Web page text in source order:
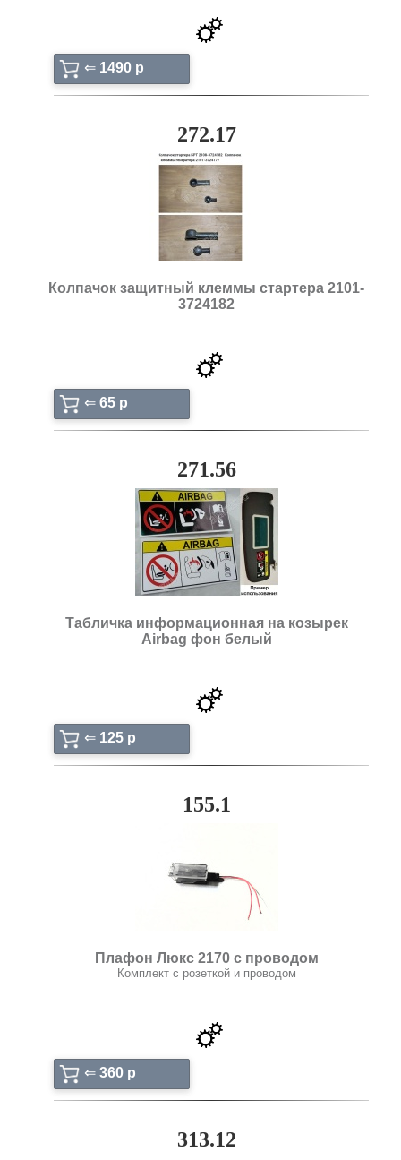
⇐ 1490 p
272.17
Колпачок защитный клеммы стартера 2101-
3724182
⇐ 65 p
271.56
Табличка информационная на козырек
Airbag фон белый
⇐ 125 p
155.1
Плафон Люкс 2170 с проводом
Комплект с розеткой и проводом
⇐ 360 p
313.12